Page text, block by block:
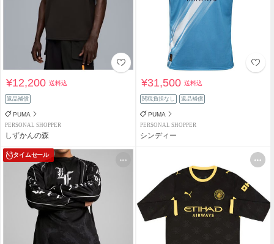
¥12,200送料込
返品補償
PUMA
PERSONAL SHOPPER
しずかんの森
¥31,500送料込
関税負担なし 返品補償
PUMA
PERSONAL SHOPPER
シンディー
タイムセール